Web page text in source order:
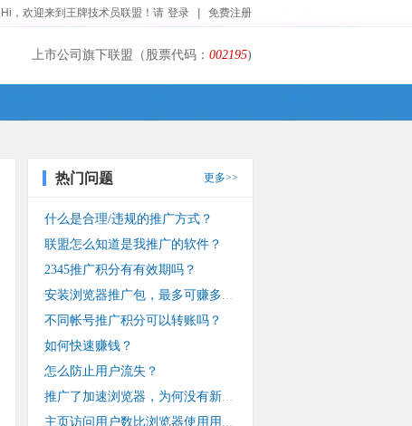
Hi，欢迎来到王牌技术员联盟！请 登录 免费注册
上市公司旗下联盟（股票代码： 002195)
热门问题 更多>>
什么是合理/违规的推广方式？
联盟怎么知道是我推广的软件？
2345推广积分有有效期吗？
安装浏览器推广包，最多可赚多少钱？
不同帐号推广积分可以转账吗？
如何快速赚钱？
怎么防止用户流失？
推广了加速浏览器，为何没有新装收入？
主页访问用户数比浏览器使用用户数少？